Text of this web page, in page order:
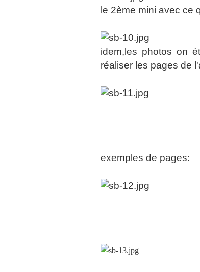
le 2ème mini avec ce
idem,les photos on
réaliser les pages de
exemples de pages: